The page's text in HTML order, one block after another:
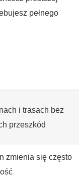
pełnego
i trasach bez
przeszkód
zmienia się często